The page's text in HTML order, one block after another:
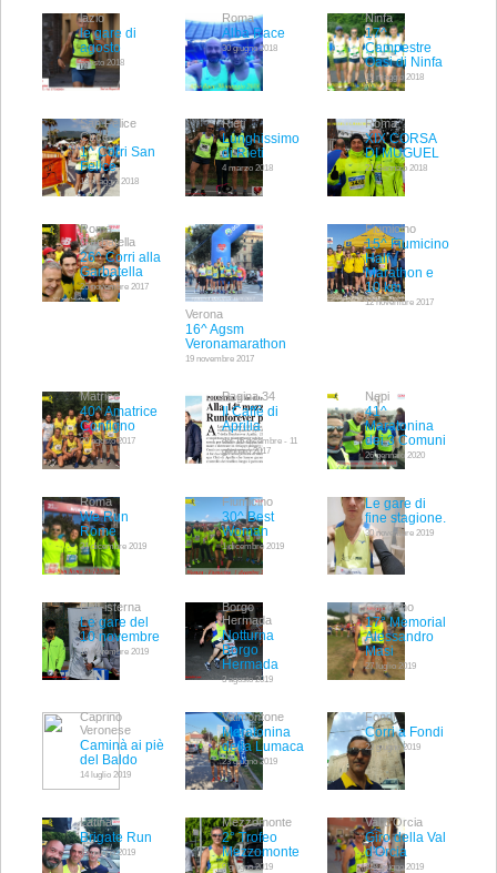
lazio
le gare di
agosto
agosto 2018
Roma
Alba Race
30 giugno 2018
Ninfa
17^
Campestre
Oasi di Ninfa
19 maggio 2018
San Felice
Circeo
1^ Corri San
Felice
13 maggio 2018
Rieti
Lunghissimo
di Rieti
4 marzo 2018
Roma
XIX CORSA
DI MUGUEL
21 Gennaio 2018
Roma
Garbatella
26^ Corri alla
Garbatella
26 novembre 2017
Verona
16^ Agsm
Veronamarathon
19 novembre 2017
Fiumicino
15^ Fiumicino
Half
Marathon e
10 km
12 novembre 2017
Matrice
40^ Amatrice
Configno
20 agosto 2017
Pagina 34
Il Caffè di
Aprilia
del 15 dicembre - 11
gennaio 2017
Nepi
41^
Maratonina
dei 3 Comuni
26 gennaio 2020
Roma
We Run
Rome
31 dicembre 2019
Fiumicino
30^ Best
Woman
1 dicembre 2019
Le gare di
fine stagione.
30 novembre 2019
Pofi-isterna
Le gare del
10 novembre
10 novembre 2019
Borgo
Hermada
Notturna
Borgo
Hermada
3 agosto 2019
Ceccano
17° Memorial
Alessandro
Masi
27 luglio 2019
Caprino
Veronese
Caminà ai piè
del Baldo
14 luglio 2019
Valmontone
Maratonina
della Lumaca
23 giugno 2019
Fondi
Corri a Fondi
22 giugno 2019
Latina
Brigate Run
15 giugno 2019
Mezzomonte
2° Trofeo
Mezzomonte
9 giugno 2019
Val d'Orcia
Giro della Val
d'Orcia
3-8 giugno 2019